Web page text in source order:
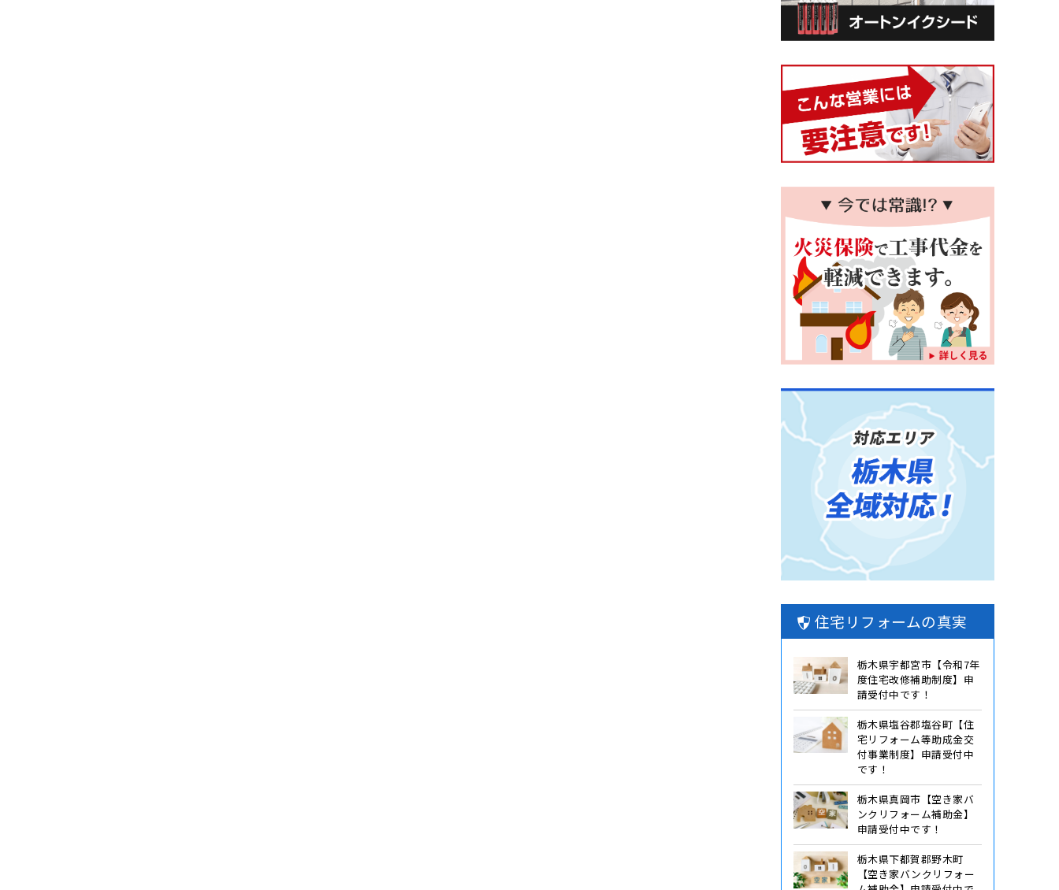
住宅リフォームの真実
栃木県宇都宮市【令和7年
度住宅改修補助制度】申
請受付中です！
栃木県塩谷郡塩谷町【住
宅リフォーム等助成金交
付事業制度】申請受付中
です！
栃木県真岡市【空き家バ
ンクリフォーム補助金】
申請受付中です！
栃木県下都賀郡野木町
【空き家バンクリフォー